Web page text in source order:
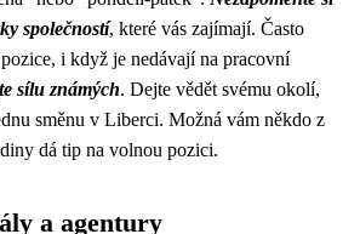
společností, které vás zajímají. Často
i když je nedávají na pracovní
sílu známých. Dejte vědět svému okolí,
směnu v Liberci. Možná vám někdo z
dá tip na volnou pozici.
a agentury